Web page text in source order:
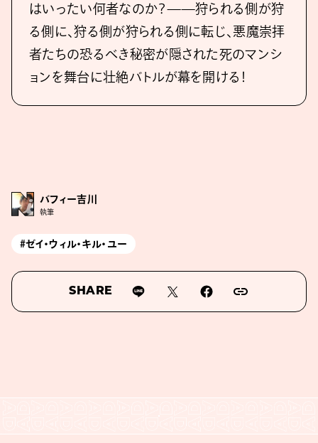
はいったい何者なのか？——狩られる側が狩
る側に、狩る側が狩られる側に転じ、悪魔崇拝
者たちの恐るべき秘密が隠された死のマンシ
ョンを舞台に壮絶バトルが幕を開ける！
バフィー吉川
執筆
#ゼイ・ウィル・キル・ユー
SHARE